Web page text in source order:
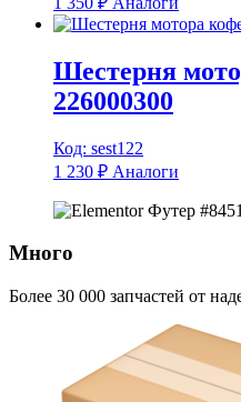
Шестерня
226000300
Код: sest122
1 230 ₽ Аналоги
Много
Более 30 000 запчастей от